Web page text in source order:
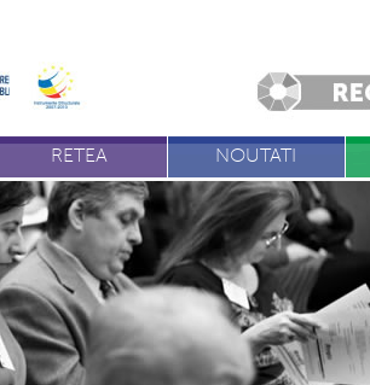
RETEA NOUTATI